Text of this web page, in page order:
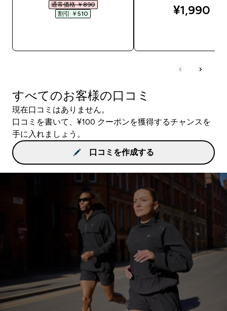
通常価格 ￥890‎
割引 ￥510‎
¥1,990‎
すべてのお客様の口コミ
現在口コミはありません。
口コミを書いて、¥100 クーポンを獲得するチャンスを
手に入れましょう。
口コミを作成する